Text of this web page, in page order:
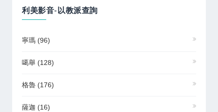
利美影音-以教派查詢
寧瑪 (96)
噶舉 (128)
格魯 (176)
薩迦 (16)